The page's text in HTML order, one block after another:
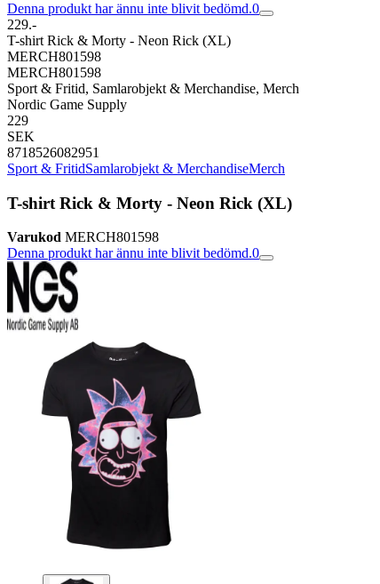
Denna produkt har ännu inte blivit bedömd.0
229.-
T-shirt Rick & Morty - Neon Rick (XL)
MERCH801598
MERCH801598
Sport & Fritid, Samlarobjekt & Merchandise, Merch
Nordic Game Supply
229
SEK
8718526082951
Sport & FritidSamlarobjekt & MerchandiseMerch
T-shirt Rick & Morty - Neon Rick (XL)
Varukod MERCH801598
Denna produkt har ännu inte blivit bedömd.0